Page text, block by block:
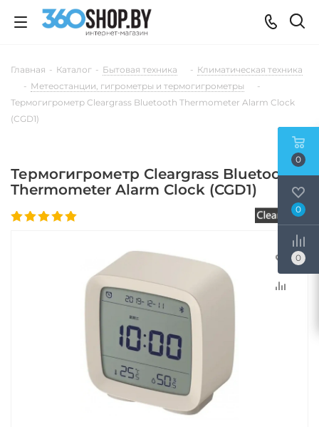
Главная - Каталог - Бытовая техника - Климатическая техника
- Метеостанции, гигрометры и термогигрометры
-
Термогигрометр Cleargrass Bluetooth Thermometer Alarm Clock
(CGD1)
Термогигрометр Cleargrass Bluetooth
Thermometer Alarm Clock (CGD1)
0
0
0